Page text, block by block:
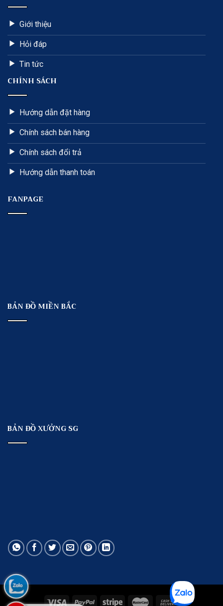
Giới thiệu
Hỏi đáp
Tin tức
CHÍNH SÁCH
Hướng dẫn đặt hàng
Chính sách bán hàng
Chính sách đổi trả
Hướng dẫn thanh toán
FANPAGE
BẢN ĐỒ MIỀN BẮC
BẢN ĐỒ XƯỞNG SG